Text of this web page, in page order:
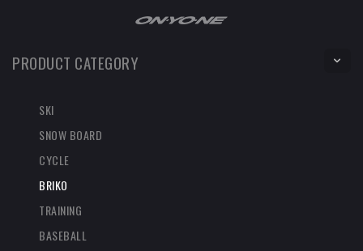
PRODUCT CATEGORY
SKI
SNOW BOARD
CYCLE
BRIKO
TRAINING
BASEBALL